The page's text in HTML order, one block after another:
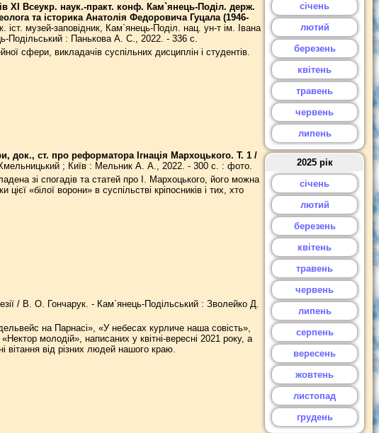
січень
лютий
березень
квітень
травень
червень
липень
2025 рік
січень
лютий
березень
квітень
травень
червень
липень
серпень
вересень
жовтень
листопад
грудень
ХI Всеукр. наук.-практ. конф. Кам`янець-Поділ. держ.
та історика Анатолія Федоровича Гуцала (1946-
музей-заповідник, Кам`янець-Поділ. нац. ун-т ім. Івана
Подільський : Панькова А. С., 2022. - 336 с.
сфери, викладачів суспільних дисциплін і студентів.
док., ст. про реформатора Ігнація Мархоцького. Т. 1 /
; Київ : Мельник А. А., 2022. - 300 с. : фото.
зі спогадів та статей про І. Мархоцького, його можна
«білої ворони» в суспільстві кріпосників і тих, хто
/ В. О. Гончарук. - Кам`янець-Подільський : Зволейко Д.
на Парнасі», «У небесах курличе наша совість»,
молодій», написаних у квітні-вересні 2021 року, а
вітання від різних людей нашого краю.